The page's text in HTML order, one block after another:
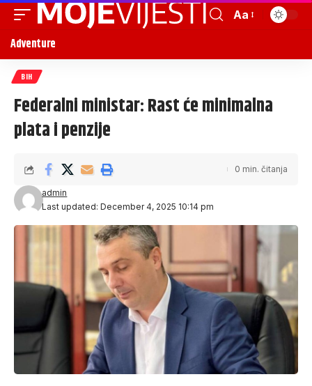
Aa
Adventure
BIH
Federalni ministar: Rast će minimalna
plata i penzije
Last updated: December 4, 2025 10:14 pm
admin
0 min. čitanja